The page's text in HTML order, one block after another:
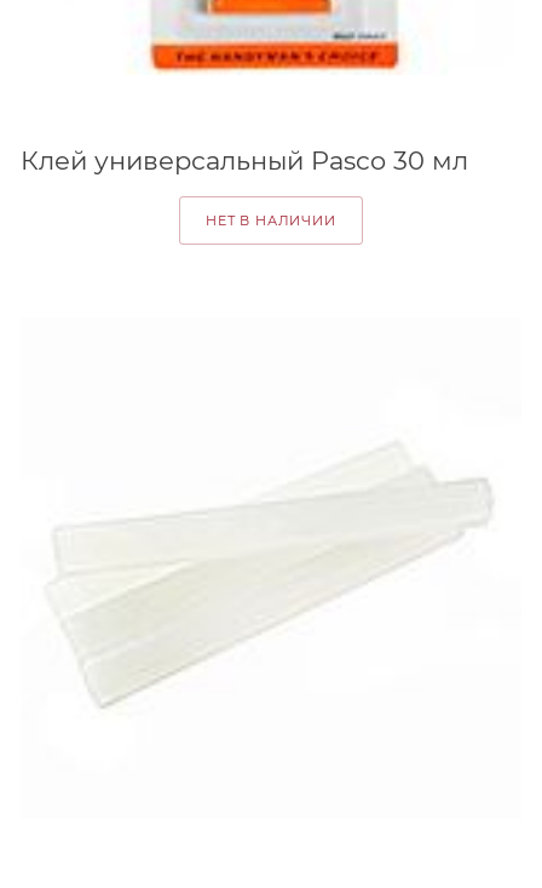
Клей универсальный Pasco 30 мл
НЕТ В НАЛИЧИИ